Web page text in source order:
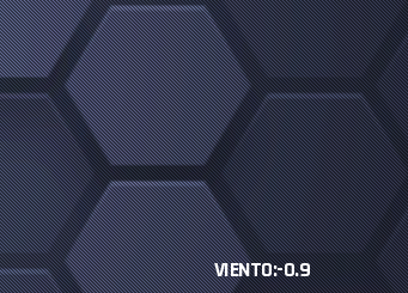
VIENTO:-0.9